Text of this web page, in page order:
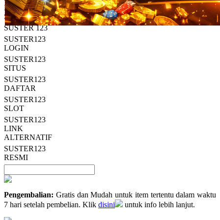
Read
13
Reviews.
Tautan
halaman
yang
sama.
HT OFFICIAL
SUSTER123
SUSTER 123
SUSTER123
LOGIN
SUSTER123
SITUS
SUSTER123
DAFTAR
SUSTER123
SLOT
SUSTER123
LINK
ALTERNATIF
SUSTER123
RESMI
Pengembalian: Gratis dan Mudah untuk item tertentu dalam waktu
7 hari setelah pembelian. Klik disini untuk info lebih lanjut.